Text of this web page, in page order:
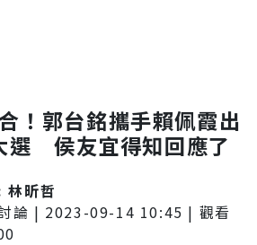
！郭台銘攜手賴佩霞出
選 侯友宜得知回應了
林昕哲
論 | 2023-09-14 10:45 | 觀看